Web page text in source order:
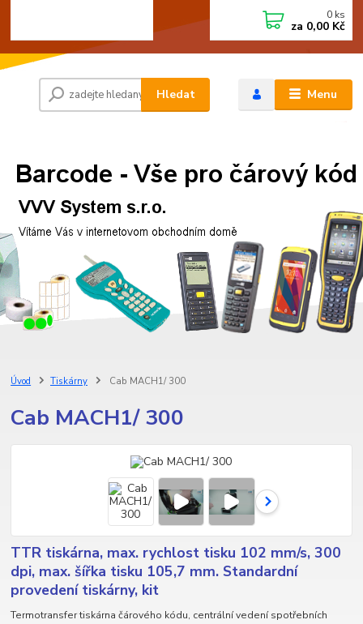
Menu
Hledat
0 ks
za 0,00 Kč
Úvod Tiskárny Cab MACH1/ 300
Cab MACH1/ 300
TTR tiskárna, max. rychlost tisku 102 mm/s, 300
dpi, max. šířka tisku 105,7 mm. Standardní
provedení tiskárny, kit
Termotransfer tiskárna čárového kódu, centrální vedení spotřebních